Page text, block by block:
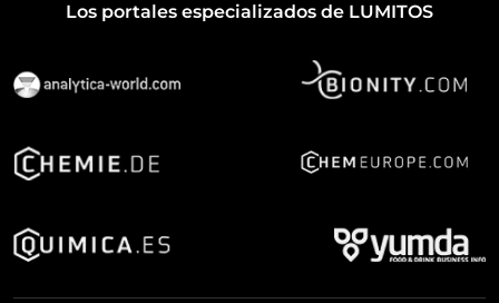
Los portales especializados de LUMITOS